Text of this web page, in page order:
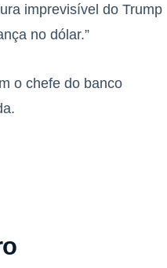
imprevisível do Trump
no dólar.”
o chefe do banco